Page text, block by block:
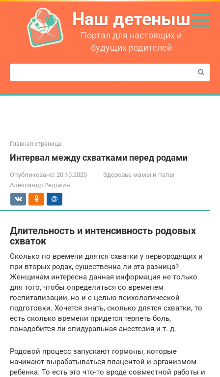
Перейти
контенту
Наш детеныш
Портал для настоящих и
будущих родителей
Поиск:
Главная страница
Интервал между схватками перед родами
Опубликовано: 20.10.2020
Здоровье мамы и папы
Александр Редькин
Длительность и интенсивность родовых
схваток
Сколько по времени длятся схватки у первородящих и
при вторых родах, существенна ли эта разница?
Женщинам интересна данная информация не только
для того, чтобы определиться со временем
госпитализации, но и с целью психологической
подготовки. Хочется знать, сколько длятся схватки, то
есть сколько времени придется терпеть боль,
понадобится ли эпидуральная анестезия и т. д.
Родовой процесс запускают гормоны, которые
начинают вырабатываться плацентой и организмом
ребенка. То есть это что-то вроде совместной работы и